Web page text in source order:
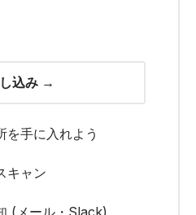
込み →
を手に入れよう
キャン